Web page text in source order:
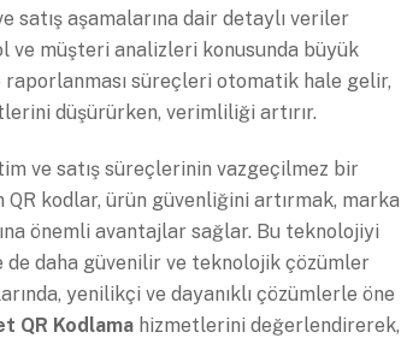
satış aşamalarına dair detaylı veriler
müşteri analizleri konusunda büyük
raporlanması süreçleri otomatik hale gelir,
düşürürken, verimliliği artırır.
ve satış süreçlerinin vazgeçilmez bir
kodlar, ürün güvenliğini artırmak, marka
önemli avantajlar sağlar. Bu teknolojiyi
daha güvenilir ve teknolojik çözümler
yenilikçi ve dayanıklı çözümlerle öne
QR Kodlama hizmetlerini değerlendirerek,